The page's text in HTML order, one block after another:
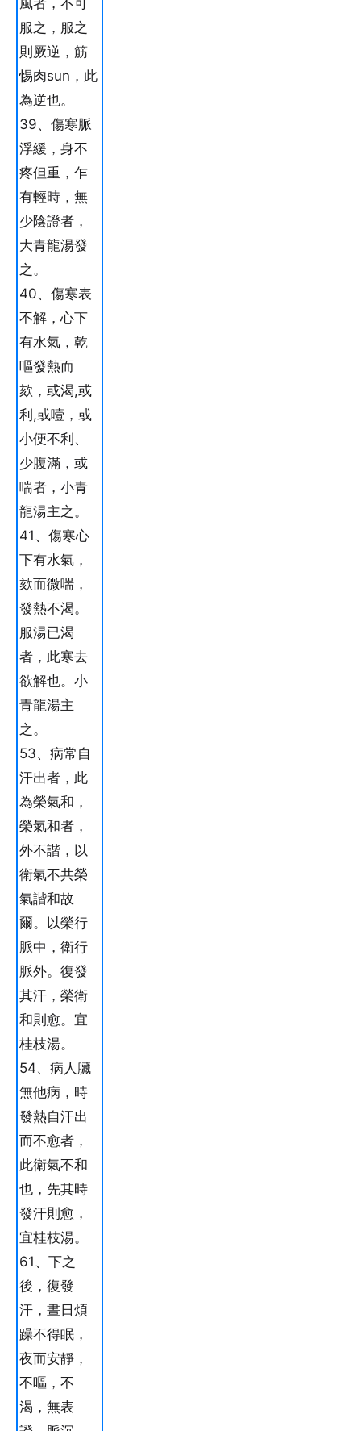
風者，不可
服之，服之
則厥逆，筋
惕肉sun，此
為逆也。
39、傷寒脈
浮緩，身不
疼但重，乍
有輕時，無
少陰證者，
大青龍湯發
之。
40、傷寒表
不解，心下
有水氣，乾
嘔發熱而
欬，或渴,或
利,或噎，或
小便不利、
少腹滿，或
喘者，小青
龍湯主之。
41、傷寒心
下有水氣，
欬而微喘，
發熱不渴。
服湯已渴
者，此寒去
欲解也。小
青龍湯主
之。
53、病常自
汗出者，此
為榮氣和，
榮氣和者，
外不諧，以
衛氣不共榮
氣諧和故
爾。以榮行
脈中，衛行
脈外。復發
其汗，榮衛
和則愈。宜
桂枝湯。
54、病人臟
無他病，時
發熱自汗出
而不愈者，
此衛氣不和
也，先其時
發汗則愈，
宜桂枝湯。
61、下之
後，復發
汗，晝日煩
躁不得眠，
夜而安靜，
不嘔，不
渴，無表